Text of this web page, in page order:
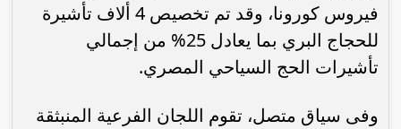
فيروس كورونا، وقد تم تخصيص 4 ألاف تأشيرة
للحجاج البري بما يعادل 25% من إجمالي
تأشيرات الحج السياحي المصري.
وفى سياق متصل، تقوم اللجان الفرعية المنبثقة